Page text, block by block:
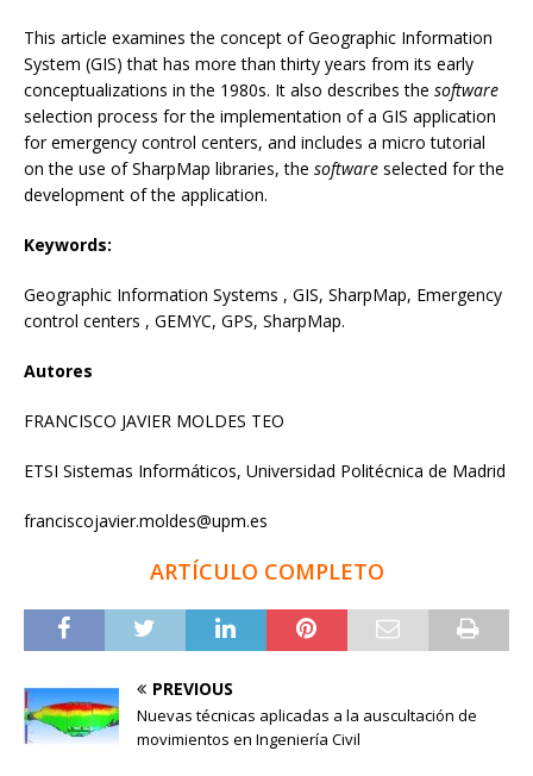
This article examines the concept of Geographic Information
System (GIS) that has more than thirty years from its early
conceptualizations in the 1980s. It also describes the software
selection process for the implementation of a GIS application
for emergency control centers, and includes a micro tutorial
on the use of SharpMap libraries, the software selected for the
development of the application.
Keywords:
Geographic Information Systems , GIS, SharpMap, Emergency
control centers , GEMYC, GPS, SharpMap.
Autores
FRANCISCO JAVIER MOLDES TEO
ETSI Sistemas Informáticos, Universidad Politécnica de Madrid
franciscojavier.moldes@upm.es
ARTÍCULO COMPLETO
PREVIOUS
Nuevas técnicas aplicadas a la auscultación de
movimientos en Ingeniería Civil